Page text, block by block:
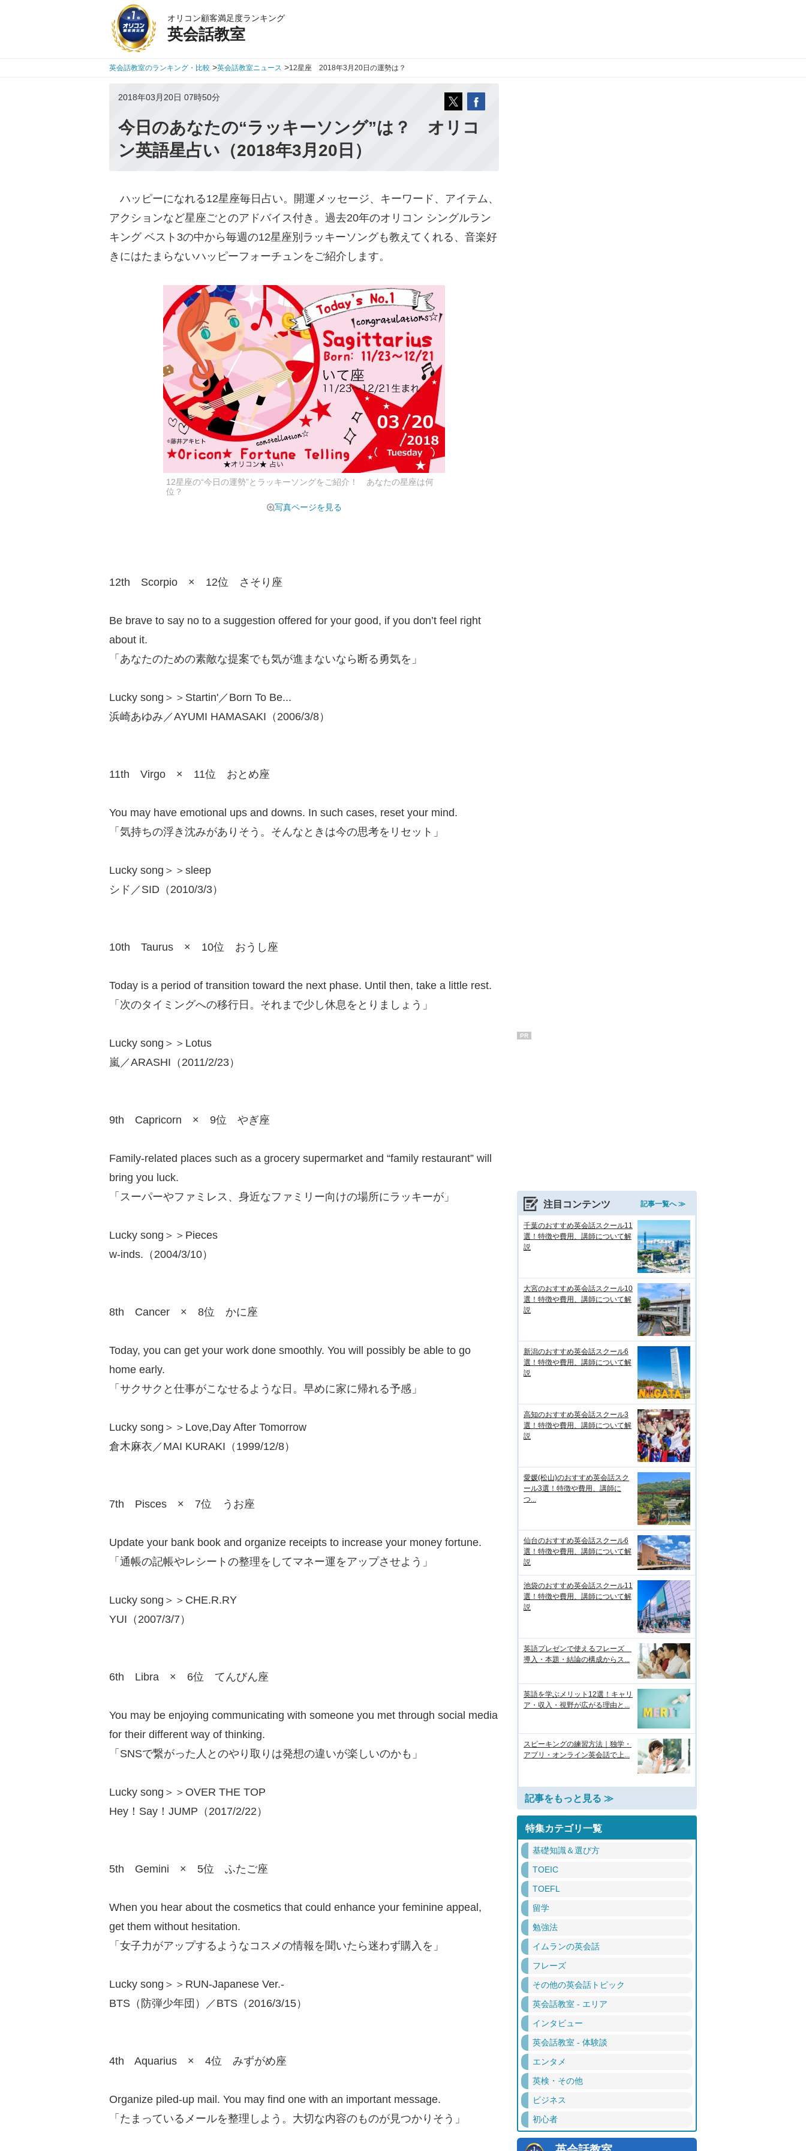
オリコン顧客満足度ランキング
英会話教室
英会話教室のランキング・比較 >英会話教室ニュース >12星座 2018年3月20日の運勢は？
2018年03月20日 07時50分
今日のあなたの“ラッキーソング”は？ オリコ
ン英語星占い（2018年3月20日）
ハッピーになれる12星座毎日占い。開運メッセージ、キーワード、アイテム、
アクションなど星座ごとのアドバイス付き。過去20年のオリコン シングルラン
キング ベスト3の中から毎週の12星座別ラッキーソングも教えてくれる、音楽好
きにはたまらないハッピーフォーチュンをご紹介します。
12星座の“今日の運勢”とラッキーソングをご紹介！ あなたの星座は何
位？
写真ページを見る
12th Scorpio × 12位 さそり座
Be brave to say no to a suggestion offered for your good, if you don’t feel right
about it.
「あなたのための素敵な提案でも気が進まないなら断る勇気を」
Lucky song＞＞Startin'／Born To Be...
浜崎あゆみ／AYUMI HAMASAKI（2006/3/8）
11th Virgo × 11位 おとめ座
You may have emotional ups and downs. In such cases, reset your mind.
「気持ちの浮き沈みがありそう。そんなときは今の思考をリセット」
Lucky song＞＞sleep
シド／SID（2010/3/3）
10th Taurus × 10位 おうし座
Today is a period of transition toward the next phase. Until then, take a little rest.
「次のタイミングへの移行日。それまで少し休息をとりましょう」
Lucky song＞＞Lotus
嵐／ARASHI（2011/2/23）
9th Capricorn × 9位 やぎ座
Family-related places such as a grocery supermarket and “family restaurant” will
bring you luck.
「スーパーやファミレス、身近なファミリー向けの場所にラッキーが」
Lucky song＞＞Pieces
w-inds.（2004/3/10）
8th Cancer × 8位 かに座
Today, you can get your work done smoothly. You will possibly be able to go
home early.
「サクサクと仕事がこなせるような日。早めに家に帰れる予感」
Lucky song＞＞Love,Day After Tomorrow
倉木麻衣／MAI KURAKI（1999/12/8）
7th Pisces × 7位 うお座
Update your bank book and organize receipts to increase your money fortune.
「通帳の記帳やレシートの整理をしてマネー運をアップさせよう」
Lucky song＞＞CHE.R.RY
YUI（2007/3/7）
6th Libra × 6位 てんびん座
You may be enjoying communicating with someone you met through social media
for their different way of thinking.
「SNSで繋がった人とのやり取りは発想の違いが楽しいのかも」
Lucky song＞＞OVER THE TOP
Hey！Say！JUMP（2017/2/22）
5th Gemini × 5位 ふたご座
When you hear about the cosmetics that could enhance your feminine appeal,
get them without hesitation.
「女子力がアップするようなコスメの情報を聞いたら迷わず購入を」
Lucky song＞＞RUN-Japanese Ver.-
BTS（防弾少年団）／BTS（2016/3/15）
4th Aquarius × 4位 みずがめ座
Organize piled-up mail. You may find one with an important message.
「たまっているメールを整理しよう。大切な内容のものが見つかりそう」
PR
注目コンテンツ 記事一覧へ ≫
千葉のおすすめ英会話スクール11
選！特徴や費用、講師について解
説
大宮のおすすめ英会話スクール10
選！特徴や費用、講師について解
説
新潟のおすすめ英会話スクール6
選！特徴や費用、講師について解
説
高知のおすすめ英会話スクール3
選！特徴や費用、講師について解
説
愛媛(松山)のおすすめ英会話スク
ール3選！特徴や費用、講師に
つ...
仙台のおすすめ英会話スクール6
選！特徴や費用、講師について解
説
池袋のおすすめ英会話スクール11
選！特徴や費用、講師について解
説
英語プレゼンで使えるフレーズ
導入・本題・結論の構成からス...
英語を学ぶメリット12選！キャリ
ア・収入・視野が広がる理由と...
スピーキングの練習方法｜独学・
アプリ・オンライン英会話で上...
記事をもっと見る ≫
特集カテゴリ一覧
基礎知識＆選び方
TOEIC
TOEFL
留学
勉強法
イムランの英会話
フレーズ
その他の英会話トピック
英会話教室 - エリア
インタビュー
英会話教室 - 体験談
エンタメ
英検・その他
ビジネス
初心者